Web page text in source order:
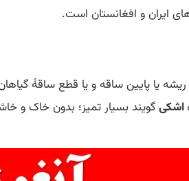
ایران و افغانستان است.
یا پایین ساقه و یا قطع ساقۀ
اشکیگویند بسیار تمیز؛ بدون خاک و